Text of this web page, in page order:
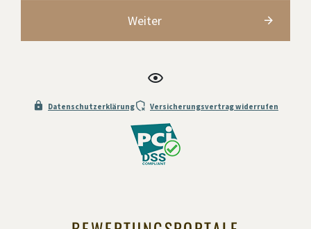
Weiter
Datenschutzerklärung Versicherungsvertrag widerrufen